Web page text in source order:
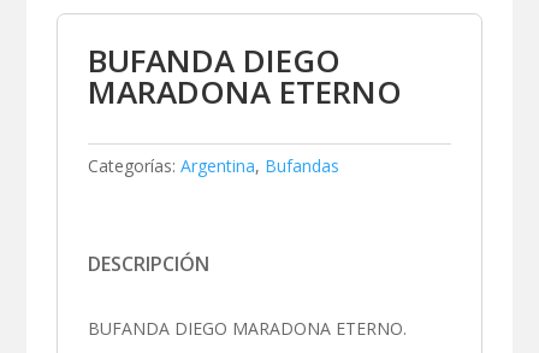
BUFANDA DIEGO
MARADONA ETERNO
Categorías: Argentina, Bufandas
DESCRIPCIÓN
BUFANDA DIEGO MARADONA ETERNO.